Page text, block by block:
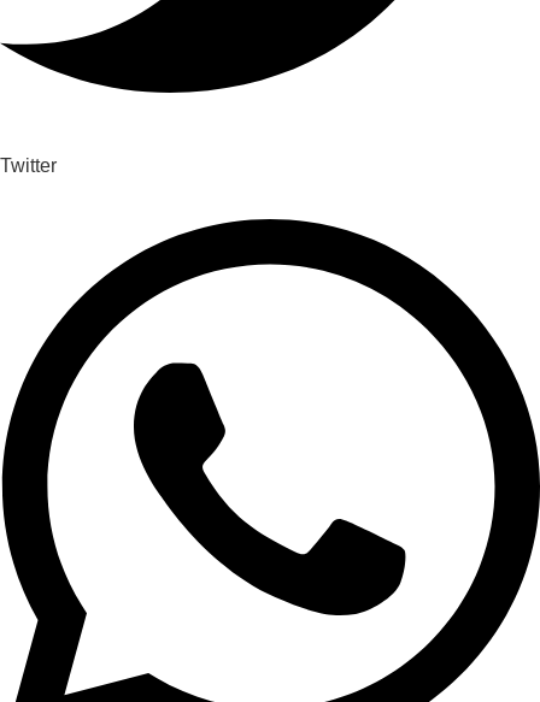
Twitter